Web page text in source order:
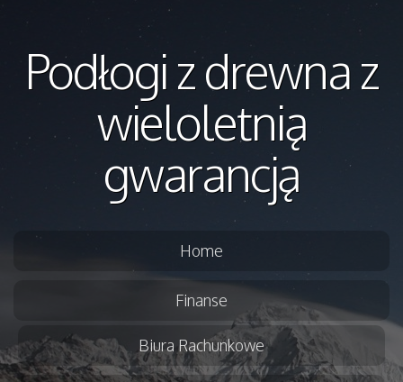
Podłogi z drewna z
wieloletnią
gwarancją
Home
Finanse
Biura Rachunkowe